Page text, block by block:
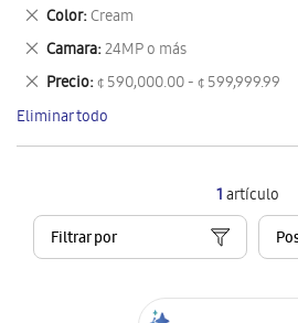
1artículo
Filtrar por
este
artículo
Color Cream
Eliminar
este
artículo
Camara 24MP o más
Eliminar
este
artículo
Precio ¢ 590,000.00 - ¢ 599,999.99
Eliminar
este
artículo
Eliminar todo